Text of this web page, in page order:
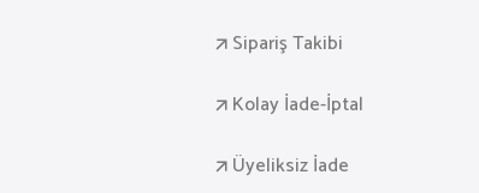
Sipariş Takibi
Kolay İade-İptal
Üyeliksiz İade